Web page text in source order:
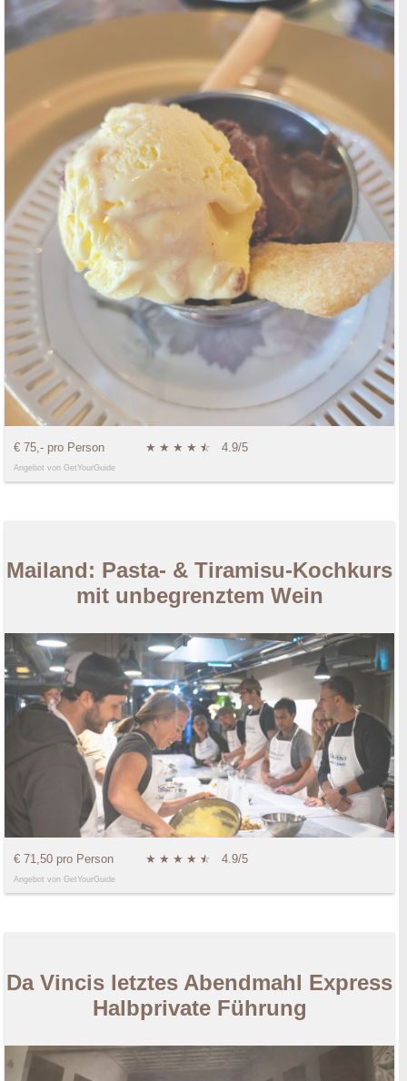
€ 75,- pro Person ★ ★ ★ ★ ★
☆ 4.9/5
Angebot von GetYourGuide
Mailand: Pasta- & Tiramisu-Kochkurs
mit unbegrenztem Wein
€ 71,50 pro Person ★ ★ ★ ★ ★
☆ 4.9/5
Angebot von GetYourGuide
Da Vincis letztes Abendmahl Express
Halbprivate Führung